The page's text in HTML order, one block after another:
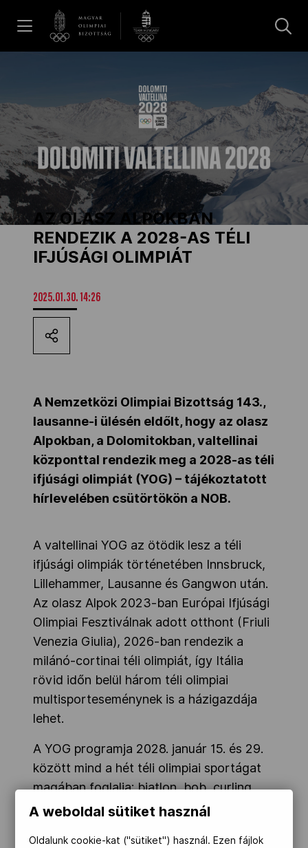
Galéria
Dakar 2026
Los Angeles 2028
Kettőskarrier-program
Társszervezetek
OVEP
Adatbank
AZ OLASZ ALPOKBAN
RENDEZIK A 2028-AS TÉLI
IFJÚSÁGI OLIMPIÁT
2025.01.30. 14:26
A Nemzetközi Olimpiai Bizottság 143.,
lausanne-i ülésén eldőlt, hogy az olasz
Alpokban, a Dolomitokban, valtellinai
központtal rendezik meg a 2028-as téli
ifjúsági olimpiát (YOG) – tájékoztatott
hírlevelében csütörtökön a NOB.
A valtellinai YOG az ötödik lesz a téli
ifjúsági olimpiák történetében Innsbruck,
Lillehammer, Lausanne és Gangwon után.
Az olasz Alpok 2023-ban Európai Ifjúsági
Olimpiai Fesztiválnak adott otthont (Friuli
Venezia Giulia), 2026-ban rendezik a
milánó-cortinai téli olimpiát, így Itália
rövid időn belül három téli olimpiai
multisporteseménynek is a házigazdája
lehet.
A YOG programja 2028. január 15. és 29.
között mind a hét téli olimpiai sportágat
magában foglalja: biatlon, bob, curling,
jégkorong, korcsolya, sí és szánkó –
A weboldal sütiket használ
Oldalunk cookie-kat ("sütiket") használ. Ezen fájlok